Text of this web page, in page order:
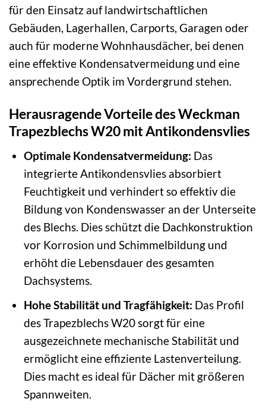
für den Einsatz auf landwirtschaftlichen
Gebäuden, Lagerhallen, Carports, Garagen oder
auch für moderne Wohnhausdächer, bei denen
eine effektive Kondensatvermeidung und eine
ansprechende Optik im Vordergrund stehen.
Herausragende Vorteile des Weckman
Trapezblechs W20 mit Antikondensvlies
Optimale Kondensatvermeidung: Das
integrierte Antikondensvlies absorbiert
Feuchtigkeit und verhindert so effektiv die
Bildung von Kondenswasser an der Unterseite
des Blechs. Dies schützt die Dachkonstruktion
vor Korrosion und Schimmelbildung und
erhöht die Lebensdauer des gesamten
Dachsystems.
Hohe Stabilität und Tragfähigkeit: Das Profil
des Trapezblechs W20 sorgt für eine
ausgezeichnete mechanische Stabilität und
ermöglicht eine effiziente Lastenverteilung.
Dies macht es ideal für Dächer mit größeren
Spannweiten.